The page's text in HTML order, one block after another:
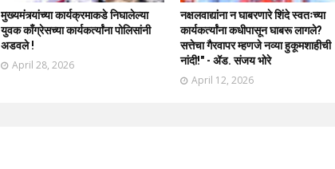
मुख्यमंत्र्यांच्या कार्यक्रमाकडे निघालेल्या
युवक काँग्रेसच्या कार्यकर्त्यांना पोलिसांनी
अडवले !
April 28, 2026
नक्षलवाद्यांना न घाबरणारे शिंदे स्वतःच्या
कार्यकर्त्यांना कधीपासून घाबरू लागले?
सत्तेचा गैरवापर म्हणजे नव्या हुकूमशाहीची
नांदी!" - ॲड. संजय भोरे
April 12, 2026